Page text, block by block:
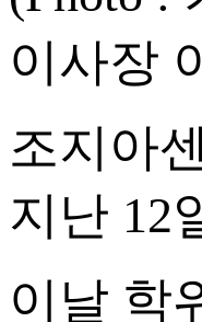
이사장
조지아
지난 12
이날 학